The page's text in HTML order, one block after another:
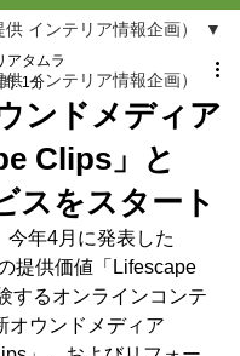
インテリア情報企画）
インテリア情報企画）
ンドメディア
Clips」と
スをスタート
アタムラ
: 1分
年4月に発表した
提供価値「Lifescape
するオンラインコンテ
オウンドメディア